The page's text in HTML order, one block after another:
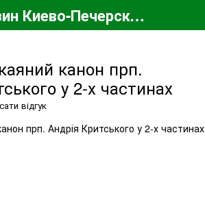
Магазин Киево-Печерской Лавры
канон прп.
у 2-х частинах
відгук